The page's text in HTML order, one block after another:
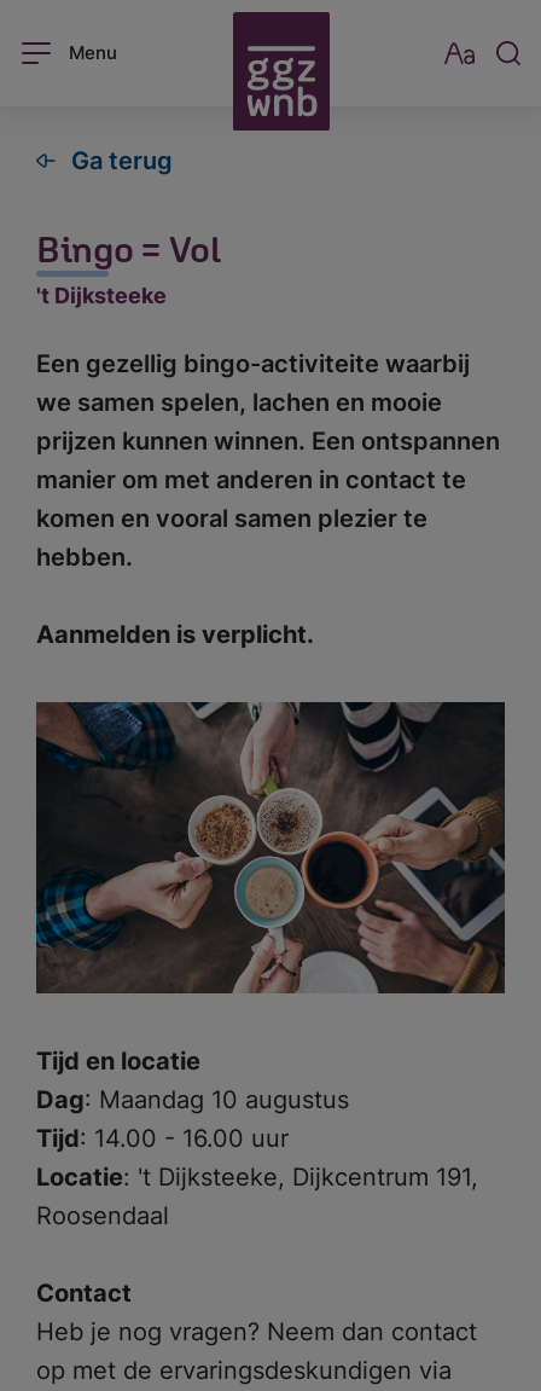
Menu
Ga terug
Bingo = Vol
't Dijksteeke
Een gezellig bingo-activiteite waarbij
we samen spelen, lachen en mooie
prijzen kunnen winnen. Een ontspannen
manier om met anderen in contact te
komen en vooral samen plezier te
hebben.
Aanmelden is verplicht.
Tijd en locatie
Dag: Maandag 10 augustus
Tijd: 14.00 - 16.00 uur
Locatie: 't Dijksteeke, Dijkcentrum 191,
Roosendaal
Contact
Heb je nog vragen? Neem dan contact
op met de ervaringsdeskundigen via